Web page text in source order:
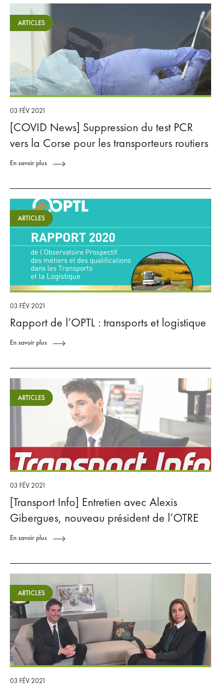
ARTICLES
03 FÉV 2021
[COVID News] Suppression du test PCR
vers la Corse pour les transporteurs routiers
En savoir plus
ARTICLES
03 FÉV 2021
Rapport de l’OPTL : transports et logistique
En savoir plus
ARTICLES
03 FÉV 2021
[Transport Info] Entretien avec Alexis
Gibergues, nouveau président de l’OTRE
En savoir plus
ARTICLES
03 FÉV 2021